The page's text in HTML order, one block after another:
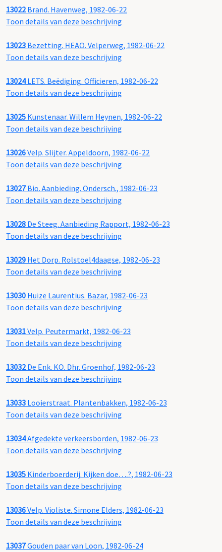
13022Brand. Havenweg, 1982-06-22
Toon details van deze beschrijving
13023 Bezetting. HEAO. Velperweg, 1982-06-22
Toon details van deze beschrijving
13024LETS. Beëdiging. Officieren, 1982-06-22
Toon details van deze beschrijving
13025 Kunstenaar. Willem Heynen, 1982-06-22
Toon details van deze beschrijving
13026Velp. Slijter. Appeldoorn, 1982-06-22
Toon details van deze beschrijving
13027Bio. Aanbieding. Ondersch., 1982-06-23
Toon details van deze beschrijving
13028 De Steeg. Aanbieding Rapport, 1982-06-23
Toon details van deze beschrijving
13029 Het Dorp. Rolstoel4daagse, 1982-06-23
Toon details van deze beschrijving
13030 Huize Laurentius. Bazar, 1982-06-23
Toon details van deze beschrijving
13031Velp. Peutermarkt, 1982-06-23
Toon details van deze beschrijving
13032De Enk. KO. Dhr. Groenhof, 1982-06-23
Toon details van deze beschrijving
13033 Looierstraat. Plantenbakken, 1982-06-23
Toon details van deze beschrijving
13034Afgedekte verkeersborden, 1982-06-23
Toon details van deze beschrijving
13035 Kinderboerderij. Kijken doe….?, 1982-06-23
Toon details van deze beschrijving
13036Velp. Violiste. Simone Elders, 1982-06-23
Toon details van deze beschrijving
13037Gouden paar van Loon, 1982-06-24